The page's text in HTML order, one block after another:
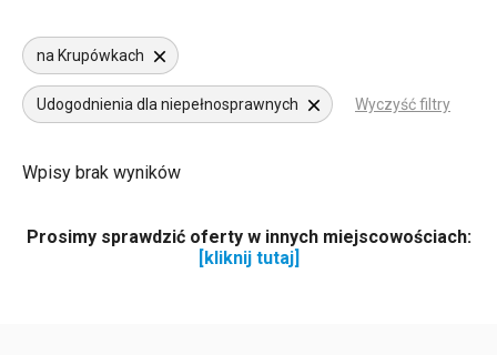
na Krupówkach
Udogodnienia dla niepełnosprawnych Wyczyść filtry
Wpisy brak wyników
Prosimy sprawdzić oferty w innych miejscowościach:
[kliknij tutaj]